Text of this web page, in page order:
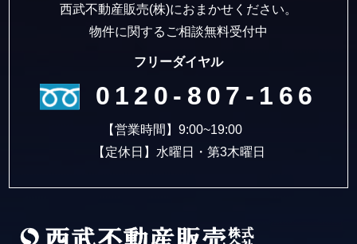
西武不動産販売(株)におまかせください。
物件に関するご相談無料受付中
フリーダイヤル
0120-807-166
【営業時間】9:00~19:00
【定休日】水曜日・第3木曜日